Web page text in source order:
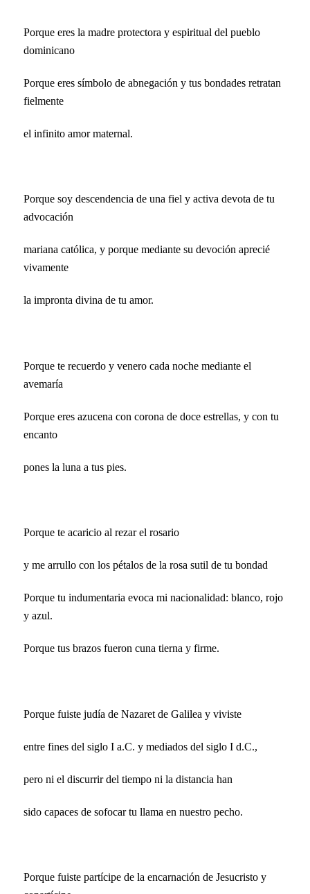
Porque eres la madre protectora y espiritual del pueblo
dominicano
Porque eres símbolo de abnegación y tus bondades retratan
fielmente
el infinito amor maternal.
Porque soy descendencia de una fiel y activa devota de tu
advocación
mariana católica, y porque mediante su devoción aprecié
vivamente
la impronta divina de tu amor.
Porque te recuerdo y venero cada noche mediante el
avemaría
Porque eres azucena con corona de doce estrellas, y con tu
encanto
pones la luna a tus pies.
Porque te acaricio al rezar el rosario
y me arrullo con los pétalos de la rosa sutil de tu bondad
Porque tu indumentaria evoca mi nacionalidad: blanco, rojo
y azul.
Porque tus brazos fueron cuna tierna y firme.
Porque fuiste judía de Nazaret de Galilea y viviste
entre fines del siglo I a.C. y mediados del siglo I d.C.,
pero ni el discurrir del tiempo ni la distancia han
sido capaces de sofocar tu llama en nuestro pecho.
Porque fuiste partícipe de la encarnación de Jesucristo y